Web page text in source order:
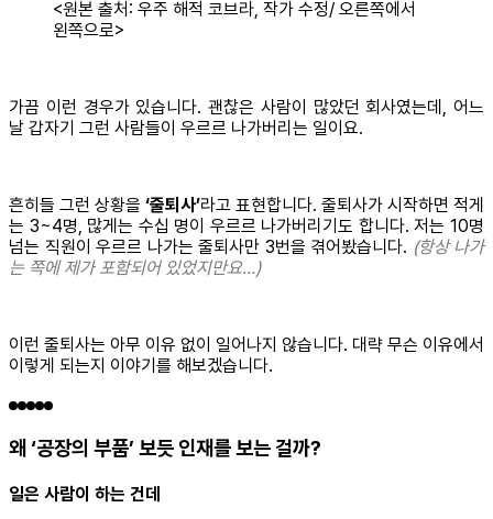
<원본 출처: 우주 해적 코브라, 작가 수정/ 오른쪽에서
왼쪽으로>
가끔 이런 경우가 있습니다. 괜찮은 사람이 많았던 회사였는데, 어느
날 갑자기 그런 사람들이 우르르 나가버리는 일이요.
흔히들 그런 상황을 ‘줄퇴사’라고 표현합니다. 줄퇴사가 시작하면 적게
는 3~4명, 많게는 수십 명이 우르르 나가버리기도 합니다. 저는 10명
넘는 직원이 우르르 나가는 줄퇴사만 3번을 겪어봤습니다. (항상 나가
는 쪽에 제가 포함되어 있었지만요…)
이런 줄퇴사는 아무 이유 없이 일어나지 않습니다. 대략 무슨 이유에서
이렇게 되는지 이야기를 해보겠습니다.
왜 ‘공장의 부품’ 보듯 인재를 보는 걸까?
일은 사람이 하는 건데